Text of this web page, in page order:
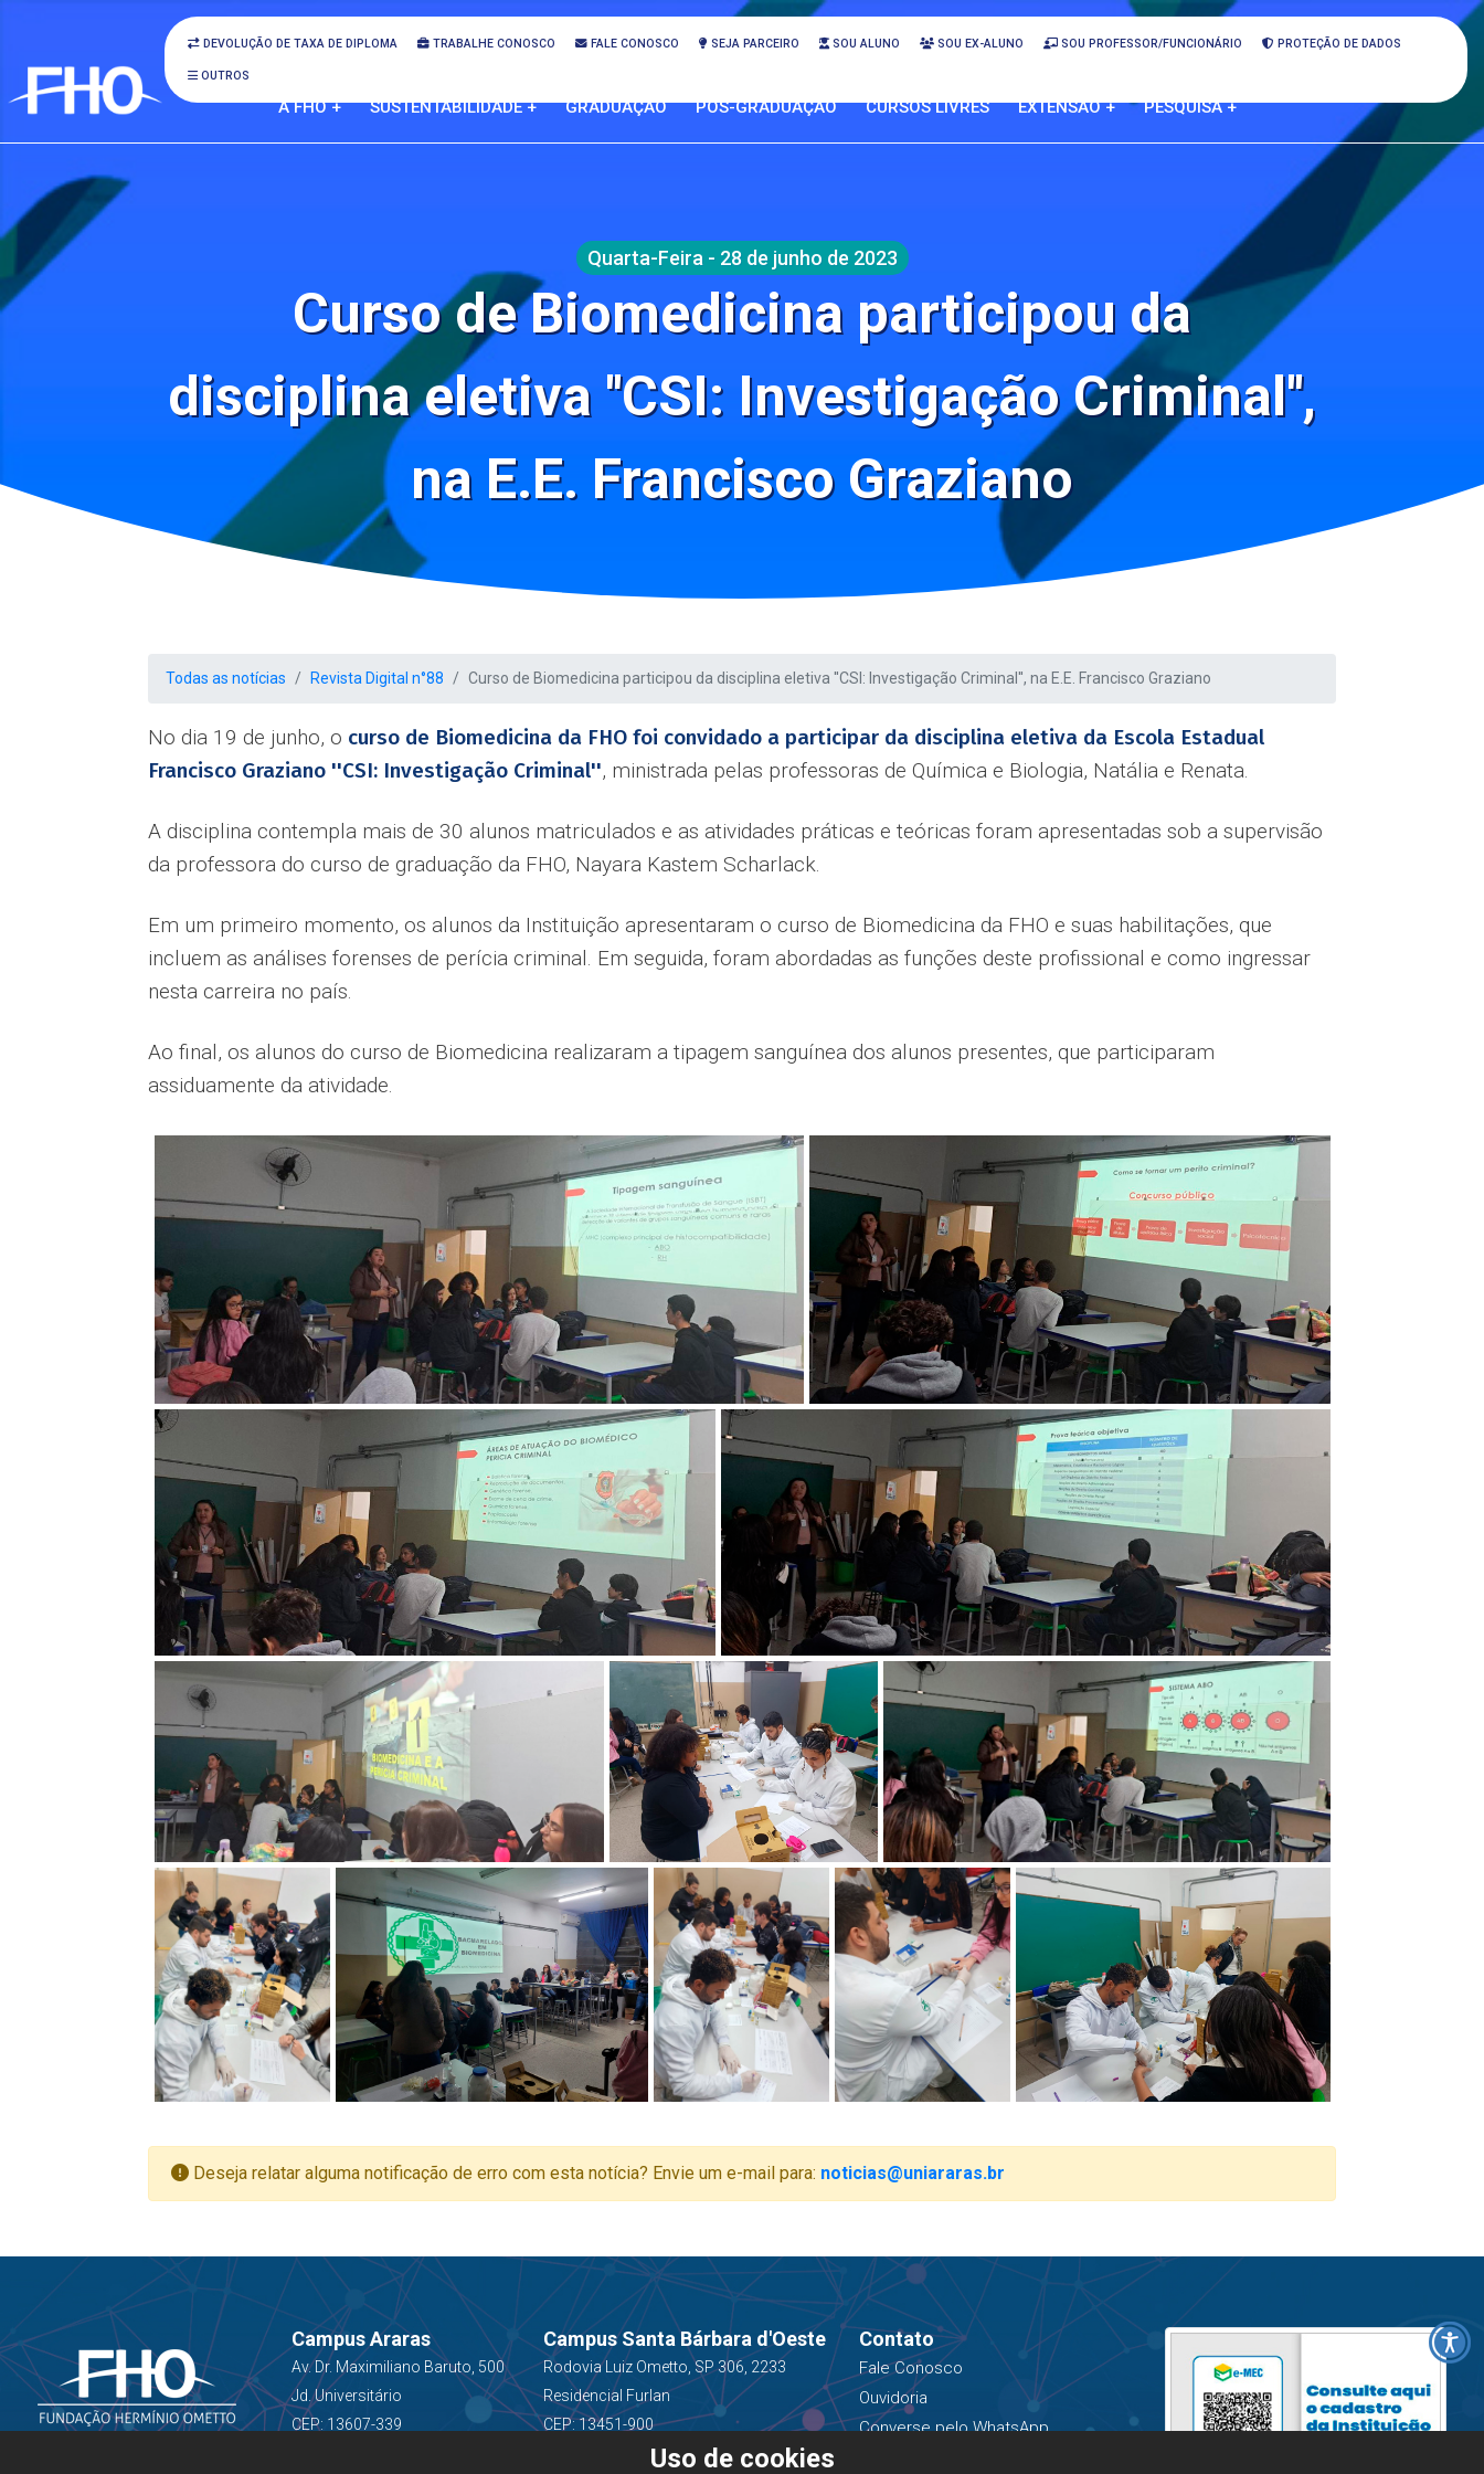
DEVOLUÇÃO DE TAXA DE DIPLOMA TRABALHE CONOSCO FALE CONOSCO SEJA PARCEIRO SOU ALUNO SOU EX-ALUNO SOU PROFESSOR/FUNCIONÁRIO PROTEÇÃO DE DADOS
OUTROS
A FHO + SUSTENTABILIDADE + GRADUAÇÃO PÓS-GRADUAÇÃO CURSOS LIVRES EXTENSÃO + PESQUISA +
Quarta-Feira - 28 de junho de 2023
Curso de Biomedicina participou da
disciplina eletiva ''CSI: Investigação Criminal'',
na E.E. Francisco Graziano
Todas as notícias Revista Digital n°88 Curso de Biomedicina participou da disciplina eletiva ''CSI: Investigação Criminal'', na E.E. Francisco Graziano
No dia 19 de junho, o curso de Biomedicina da FHO foi convidado a participar da disciplina eletiva da Escola Estadual
Francisco Graziano ''CSI: Investigação Criminal'', ministrada pelas professoras de Química e Biologia, Natália e Renata.
A disciplina contempla mais de 30 alunos matriculados e as atividades práticas e teóricas foram apresentadas sob a supervisão
da professora do curso de graduação da FHO, Nayara Kastem Scharlack.
Em um primeiro momento, os alunos da Instituição apresentaram o curso de Biomedicina da FHO e suas habilitações, que
incluem as análises forenses de perícia criminal. Em seguida, foram abordadas as funções deste profissional e como ingressar
nesta carreira no país.
Ao final, os alunos do curso de Biomedicina realizaram a tipagem sanguínea dos alunos presentes, que participaram
assiduamente da atividade.
Deseja relatar alguma notificação de erro com esta notícia? Envie um e-mail para: noticias@uniararas.br
Campus Araras
Av. Dr. Maximiliano Baruto, 500
Jd. Universitário
CEP: 13607-339
Campus Santa Bárbara d'Oeste
Rodovia Luiz Ometto, SP 306, 2233
Residencial Furlan
CEP: 13451-900
Contato
Fale Conosco
Ouvidoria
Converse pelo WhatsApp
Uso de cookies